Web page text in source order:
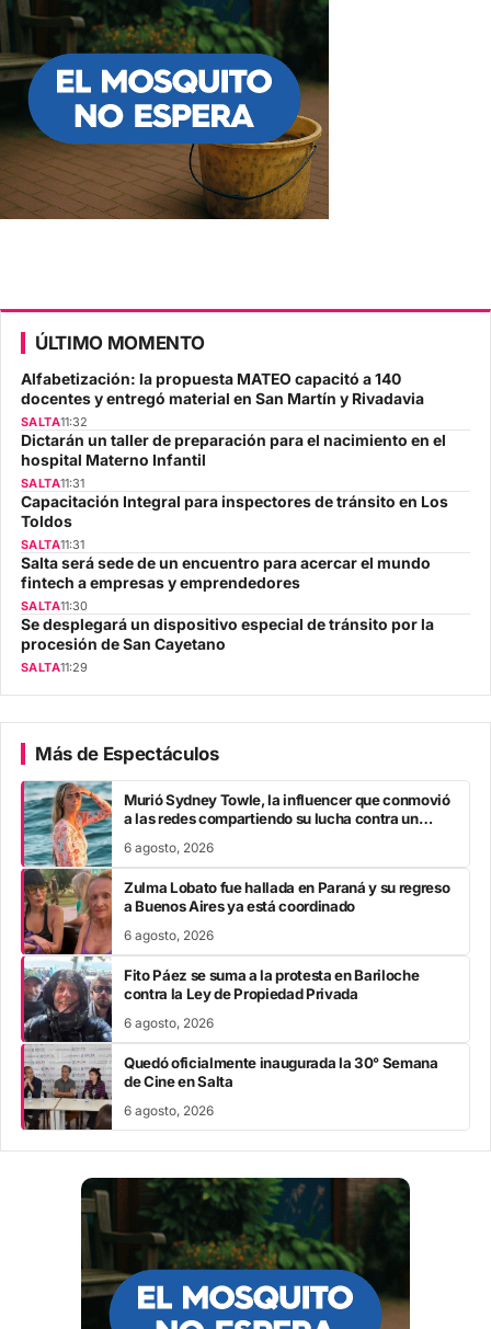
ÚLTIMO MOMENTO
Alfabetización: la propuesta MATEO capacitó a 140
docentes y entregó material en San Martín y Rivadavia
SALTA11:32
Dictarán un taller de preparación para el nacimiento en el
hospital Materno Infantil
SALTA11:31
Capacitación Integral para inspectores de tránsito en Los
Toldos
SALTA11:31
Salta será sede de un encuentro para acercar el mundo
fintech a empresas y emprendedores
SALTA11:30
Se desplegará un dispositivo especial de tránsito por la
procesión de San Cayetano
SALTA11:29
Más de Espectáculos
Murió Sydney Towle, la influencer que conmovió
a las redes compartiendo su lucha contra un
6 agosto, 2026
Zulma Lobato fue hallada en Paraná y su regreso
a Buenos Aires ya está coordinado
6 agosto, 2026
Fito Páez se suma a la protesta en Bariloche
contra la Ley de Propiedad Privada
6 agosto, 2026
Quedó oficialmente inaugurada la 30° Semana
de Cine en Salta
6 agosto, 2026